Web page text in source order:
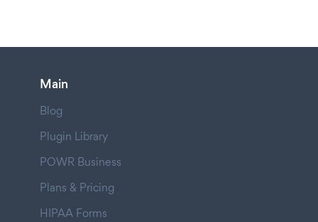
Main
Blog
Plugin Library
POWR Business
Plans & Pricing
HIPAA Forms